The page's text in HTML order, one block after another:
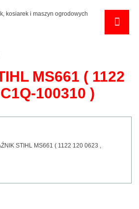
MS661 ( 1122
100310 )